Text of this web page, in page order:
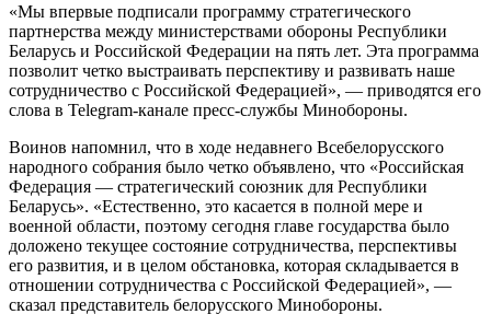
«Мы впервые подписали программу стратегического
партнерства между министерствами обороны Республики
Беларусь и Российской Федерации на пять лет. Эта программа
позволит четко выстраивать перспективу и развивать наше
сотрудничество с Российской Федерацией», — приводятся его
слова в Telegram-канале пресс-службы Минобороны.
Воинов напомнил, что в ходе недавнего Всебелорусского
народного собрания было четко объявлено, что «Российская
Федерация — стратегический союзник для Республики
Беларусь». «Естественно, это касается в полной мере и
военной области, поэтому сегодня главе государства было
доложено текущее состояние сотрудничества, перспективы
его развития, и в целом обстановка, которая складывается в
отношении сотрудничества с Российской Федерацией», —
сказал представитель белорусского Минобороны.